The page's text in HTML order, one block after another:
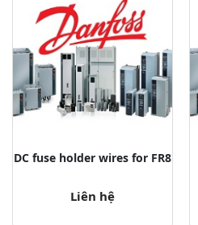
DC fuse holder wires for FR8
Liên hệ